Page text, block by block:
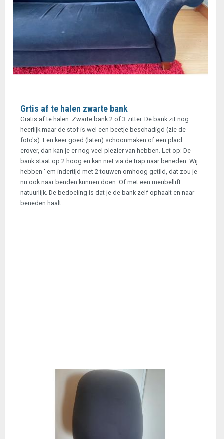
Grtis af te halen zwarte bank
Gratis af te halen: Zwarte bank 2 of 3 zitter. De bank zit nog
heerlijk maar de stof is wel een beetje beschadigd (zie de
foto's). Een keer goed (laten) schoonmaken of een plaid
erover, dan kan je er nog veel plezier van hebben. Let op: De
bank staat op 2 hoog en kan niet via de trap naar beneden. Wij
hebben ' em indertijd met 2 touwen omhoog getild, dat zou je
nu ook naar benden kunnen doen. Of met een meubellift
natuurlijk. De bedoeling is dat je de bank zelf ophaalt en naar
beneden haalt.